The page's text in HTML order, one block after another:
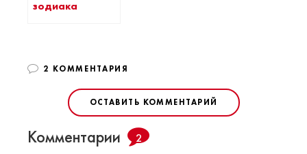
зодиака
2 КОММЕНТАРИЯ
ОСТАВИТЬ КОММЕНТАРИЙ
Комментарии 2